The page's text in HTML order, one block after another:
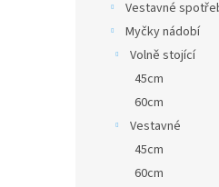
Vestavné
Myčky nádobí
Volně stojící
45cm
60cm
Vestavné
45cm
60cm